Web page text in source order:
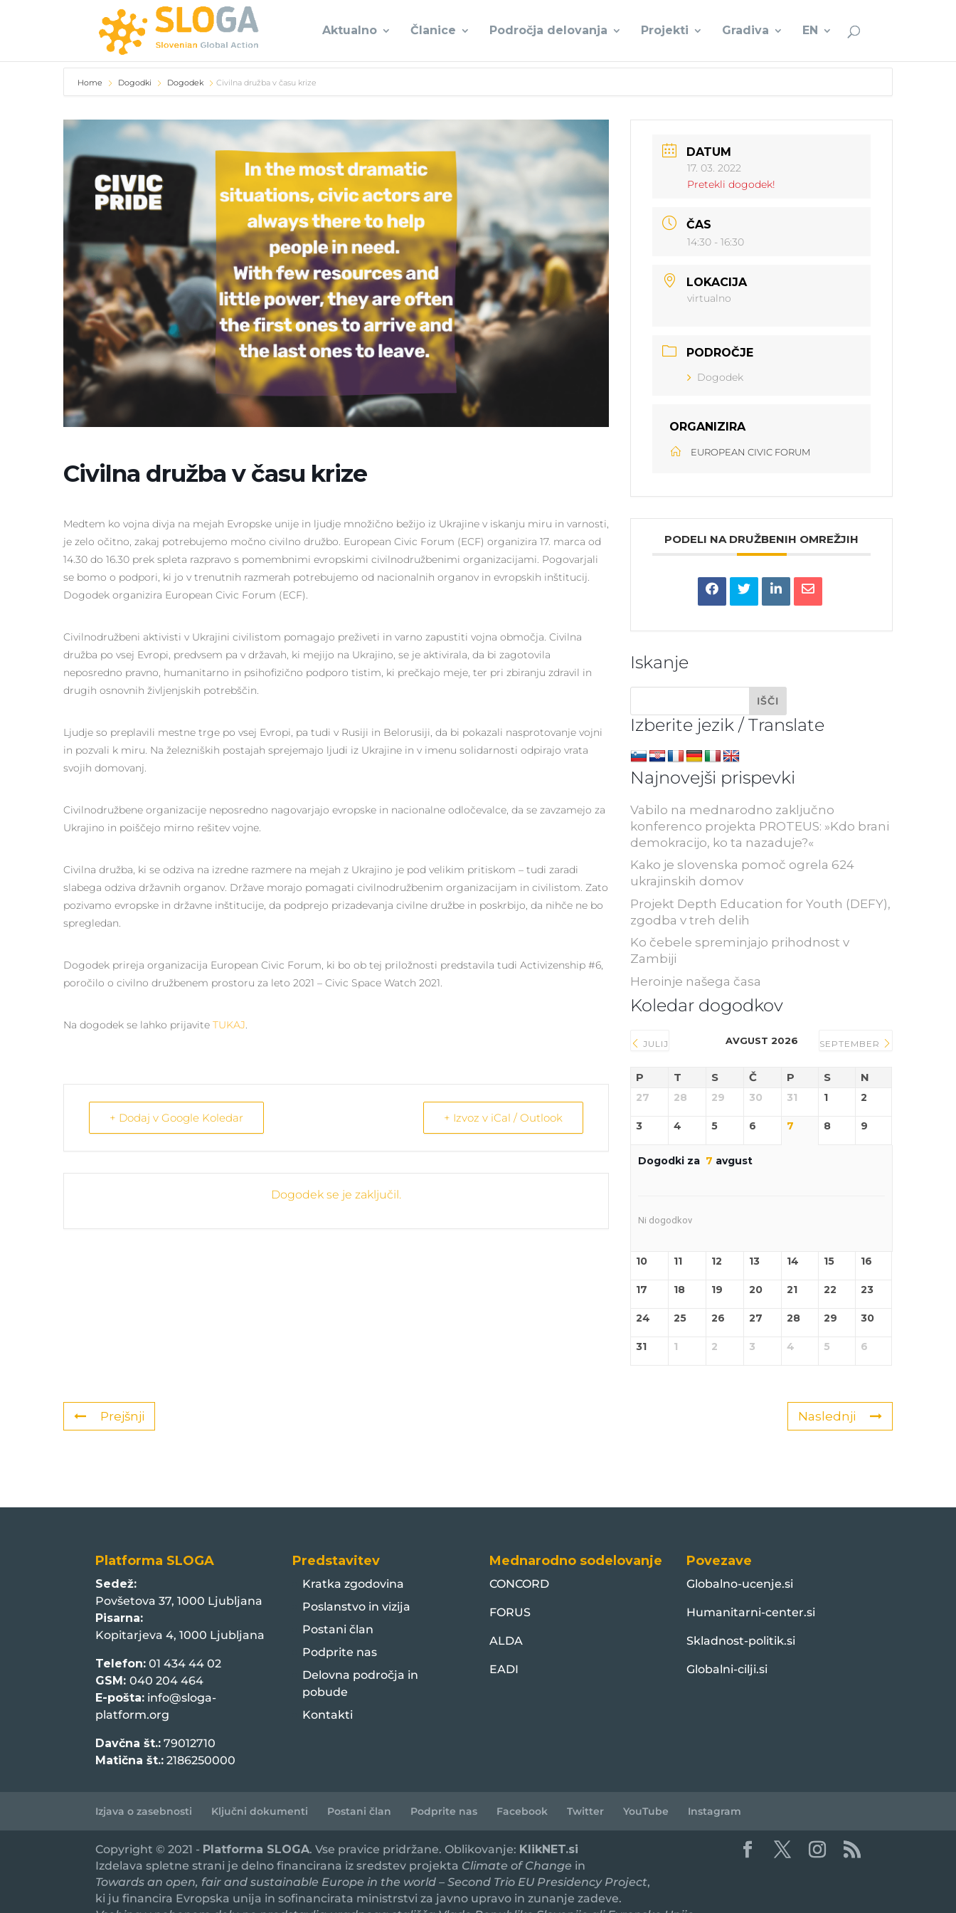
Aktualno Članice Področja delovanja Projekti Gradiva EN
Home Dogodki Dogodek Civilna družba v času krize
Civilna družba v času krize
Medtem ko vojna divja na mejah Evropske unije in ljudje množično bežijo iz Ukrajine v iskanju miru in varnosti,
je zelo očitno, zakaj potrebujemo močno civilno družbo. European Civic Forum (ECF) organizira 17. marca od
14.30 do 16.30 prek spleta razpravo s pomembnimi evropskimi civilnodružbenimi organizacijami. Pogovarjali
se bomo o podpori, ki jo v trenutnih razmerah potrebujemo od nacionalnih organov in evropskih inštitucij.
Dogodek organizira European Civic Forum (ECF).
Civilnodružbeni aktivisti v Ukrajini civilistom pomagajo preživeti in varno zapustiti vojna območja. Civilna
družba po vsej Evropi, predvsem pa v državah, ki mejijo na Ukrajino, se je aktivirala, da bi zagotovila
neposredno pravno, humanitarno in psihofizično podporo tistim, ki prečkajo meje, ter pri zbiranju zdravil in
drugih osnovnih življenjskih potrebščin.
Ljudje so preplavili mestne trge po vsej Evropi, pa tudi v Rusiji in Belorusiji, da bi pokazali nasprotovanje vojni
in pozvali k miru. Na železniških postajah sprejemajo ljudi iz Ukrajine in v imenu solidarnosti odpirajo vrata
svojih domovanj.
Civilnodružbene organizacije neposredno nagovarjajo evropske in nacionalne odločevalce, da se zavzamejo za
Ukrajino in poiščejo mirno rešitev vojne.
Civilna družba, ki se odziva na izredne razmere na mejah z Ukrajino je pod velikim pritiskom – tudi zaradi
slabega odziva državnih organov. Države morajo pomagati civilnodružbenim organizacijam in civilistom. Zato
pozivamo evropske in državne inštitucije, da podprejo prizadevanja civilne družbe in poskrbijo, da nihče ne bo
spregledan.
Dogodek prireja organizacija European Civic Forum, ki bo ob tej priložnosti predstavila tudi Activizenship #6,
poročilo o civilno družbenem prostoru za leto 2021 – Civic Space Watch 2021.
Na dogodek se lahko prijavite TUKAJ.
+ Dodaj v Google Koledar + Izvoz v iCal / Outlook
Dogodek se je zaključil.
DATUM
17. 03. 2022
Pretekli dogodek!
ČAS
14:30 - 16:30
LOKACIJA
virtualno
PODROČJE
Dogodek
ORGANIZIRA
EUROPEAN CIVIC FORUM
PODELI NA DRUŽBENIH OMREŽJIH
Iskanje
Izberite jezik / Translate
Najnovejši prispevki
Vabilo na mednarodno zaključno
konferenco projekta PROTEUS: »Kdo brani
demokracijo, ko ta nazaduje?«
Kako je slovenska pomoč ogrela 624
ukrajinskih domov
Projekt Depth Education for Youth (DEFY),
zgodba v treh delih
Ko čebele spreminjajo prihodnost v
Zambiji
Heroinje našega časa
Koledar dogodkov
JULIJ AVGUST 2026 SEPTEMBER
P T S Č P S N
27 28 29 30 31 1 2
3 4 5 6 7 8 9
Dogodki za 7 avgust
Ni dogodkov
10 11 12 13 14 15 16
17 18 19 20 21 22 23
24 25 26 27 28 29 30
31 1 2 3 4 5 6
Prejšnji Naslednji
Platforma SLOGA
Sedež:
Povšetova 37, 1000 Ljubljana
Pisarna:
Kopitarjeva 4, 1000 Ljubljana
Telefon: 01 434 44 02
GSM:040 204 464
E-pošta: info@sloga-
platform.org
Davčna št.: 79012710
Matična št.: 2186250000
Predstavitev
Kratka zgodovina
Poslanstvo in vizija
Postani član
Podprite nas
Delovna področja in
pobude
Kontakti
Mednarodno sodelovanje
CONCORD
FORUS
ALDA
EADI
Povezave
Globalno-ucenje.si
Humanitarni-center.si
Skladnost-politik.si
Globalni-cilji.si
Izjava o zasebnosti Ključni dokumenti Postani član Podprite nas Facebook Twitter YouTube Instagram
Copyright © 2021 - Platforma SLOGA. Vse pravice pridržane. Oblikovanje: KlikNET.si
Izdelava spletne strani je delno financirana iz sredstev projekta Climate of Change in
Towards an open, fair and sustainable Europe in the world – Second Trio EU Presidency Project,
ki ju financira Evropska unija in sofinancirata ministrstvi za javno upravo in zunanje zadeve.